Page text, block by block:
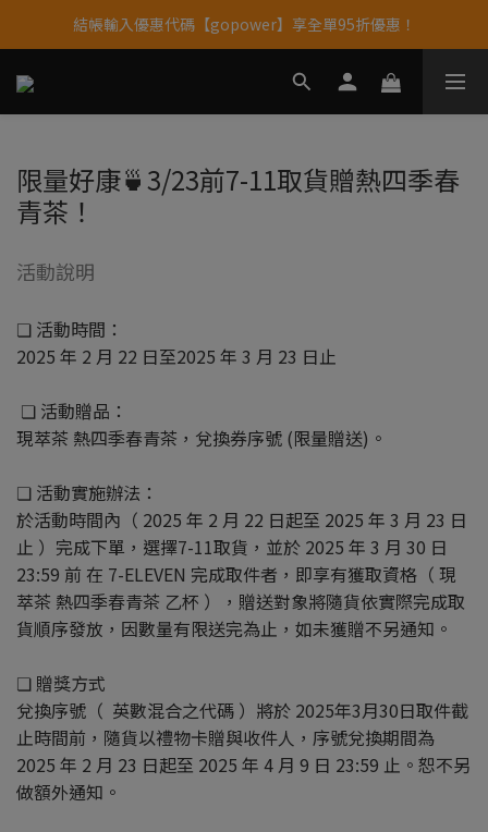
果果11歲慶｜App 下單享 5% 購物金回饋
結帳輸入優惠代碼【gopower】享全單95折優惠！
11歲慶好禮｜買 500g/1kg 指定乳清2包贈品牌毛巾
果果11歲慶｜App 下單享 5% 購物金回饋
限量好康🍵3/23前7-11取貨贈熱四季春
青茶！
活動說明
❏ 活動時間：
2025 年 2 月 22 日至2025 年 3 月 23 日止
❏ 活動贈品：
現萃茶 熱四季春青茶，兌換券序號 (限量贈送)。
❏ 活動實施辦法：
於活動時間內（ 2025 年 2 月 22 日起至 2025 年 3 月 23 日
止 ）完成下單，選擇7-11取貨，並於 2025 年 3 月 30 日
23:59 前 在 7-ELEVEN 完成取件者，即享有獲取資格（ 現
萃茶 熱四季春青茶 乙杯 ），贈送對象將隨貨依實際完成取
貨順序發放，因數量有限送完為止，如未獲贈不另通知。
❏ 贈獎方式
兌換序號（ 英數混合之代碼 ）將於 2025年3月30日取件截
止時間前，隨貨以禮物卡贈與收件人，序號兌換期間為
2025 年 2 月 23 日起至 2025 年 4 月 9 日 23:59 止。恕不另
做額外通知。